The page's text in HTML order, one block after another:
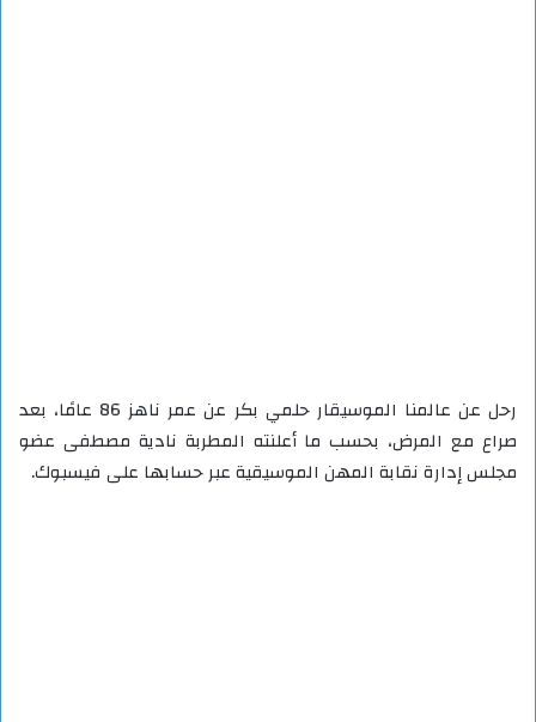
رحل عن عالمنا الموسيقار حلمي بكر عن عمر ناهز 86 عامًا، بعد
صراع مع المرض، بحسب ما أعلنته المطربة نادية مصطفى عضو
مجلس إدارة نقابة المهن الموسيقية عبر حسابها على فيسبوك.